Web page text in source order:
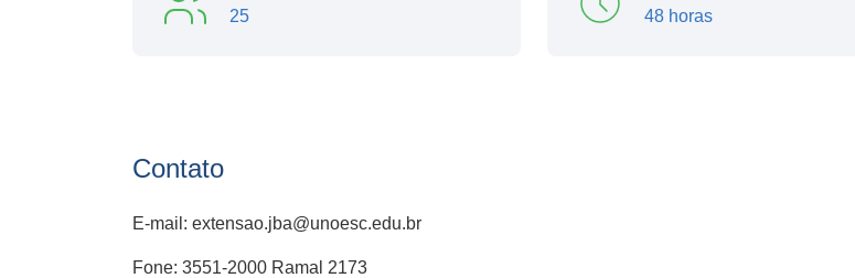
25 48 horas
Contato
E-mail: extensao.jba@unoesc.edu.br
Fone: 3551-2000 Ramal 2173